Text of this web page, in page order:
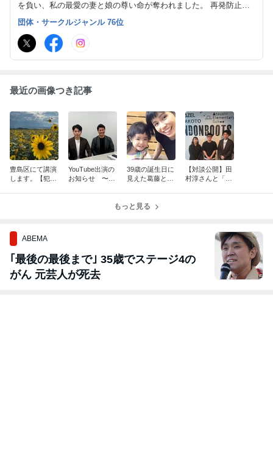
を負い、私の最愛の妻と娘の尊い命が奪われました。 再発防止に
ついて活動して行きます。 何卒よろしくお願いいたします。
団体・サークルジャンル 76位
最近の画像つき記事
豊島区にて講演
します。【犯罪
YouTube出演の
お知らせ 〜元
39歳の誕生日に
見えた葛藤と、
【対談公開】田
村淳さんと「誹
もっと見る
ABEMA
｢最後の最後まで｣ 35歳でステージ4の
がん 元芸人が死去